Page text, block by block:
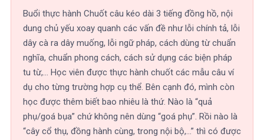
Buổi thực hành Chuốt câu kéo dài 3 tiếng đồng hồ, nội
dung chủ yếu xoay quanh các vấn đề như lỗi chính tả, lỗi
dây cà ra dây muống, lỗi ngữ pháp, cách dùng từ chuẩn
nghĩa, chuẩn phong cách, cách sử dụng các biện pháp
tu từ,… Học viên được thực hành chuốt các mẫu câu ví
dụ cho từng trường hợp cụ thể. Bên cạnh đó, mình còn
học được thêm biết bao nhiêu là thứ. Nào là “quả
phụ/goá bụa” chứ không nên dùng “goá phụ”. Rồi nào là
“cây cổ thụ, đồng hành cùng, trong nội bộ,…” thì có được